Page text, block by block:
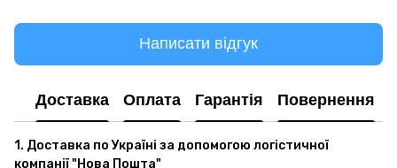
Написати відгук
Доставка Оплата Гарантія Повернення
1. Доставка по Україні за допомогою логістичної
компанії "Нова Пошта"